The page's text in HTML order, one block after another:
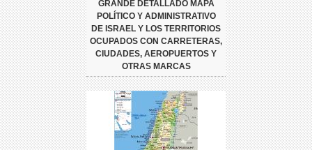
GRANDE DETALLADO MAPA
POLÍTICO Y ADMINISTRATIVO
DE ISRAEL Y LOS TERRITORIOS
OCUPADOS CON CARRETERAS,
CIUDADES, AEROPUERTOS Y
OTRAS MARCAS